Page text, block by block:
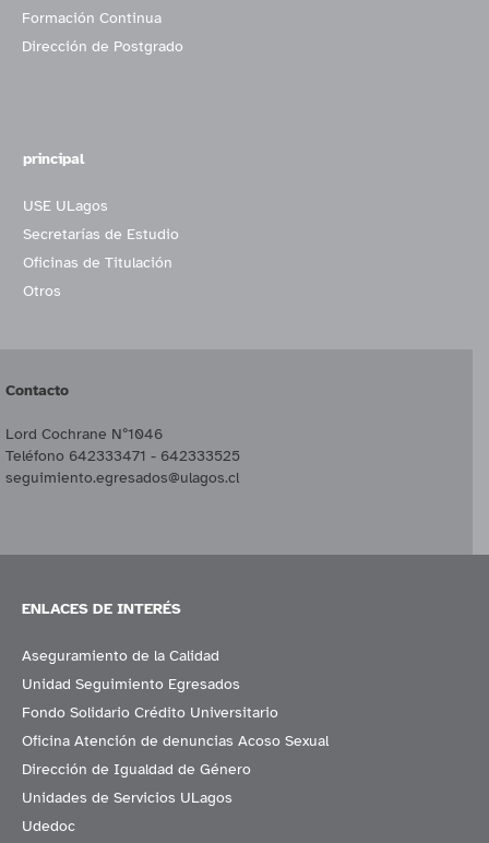
Formación Continua
Dirección de Postgrado
principal
USE ULagos
Secretarías de Estudio
Oficinas de Titulación
Otros
Contacto
Lord Cochrane Nº1046
Teléfono 642333471 - 642333525
seguimiento.egresados@ulagos.cl
ENLACES DE INTERÉS
Aseguramiento de la Calidad
Unidad Seguimiento Egresados
Fondo Solidario Crédito Universitario
Oficina Atención de denuncias Acoso Sexual
Dirección de Igualdad de Género
Unidades de Servicios ULagos
Udedoc